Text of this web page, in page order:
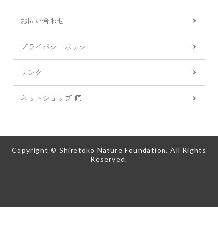
お問い合わせ
プライバシーポリシー
リンク
ネットショップ
Copyright © Shiretoko Nature Foundation. All Rights
Reserved.